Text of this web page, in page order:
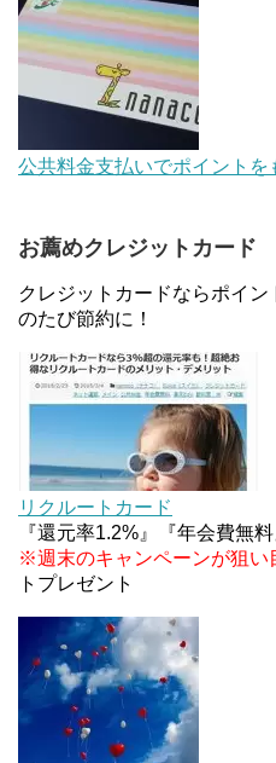
【対象者限定】楽
ントキャンペーン！
au Pay等に等価交
ァミリマートとミ
JCBカードWで
0570を回避する方
住信SBIネット銀行
2%還元！V NEOバ
条件などまとめ
マイナンバーカー
公共料金支払いでポイントを
お薦めクレジットカード
クレジットカードならポイ
のたび節約に！
リクルートカード
『還元率1.2%』『年会費無
※週末のキャンペーンが狙い
トプレゼント